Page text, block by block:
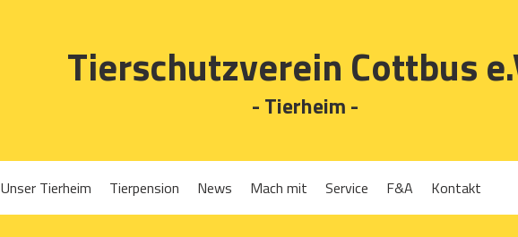
Tierschutzverein Cottbus
- Tierheim -
Unser Tierheim Tierpension News Mach mit Service F&A Kontakt